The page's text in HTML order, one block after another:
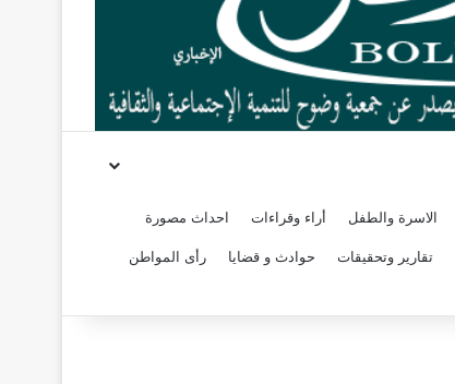
الاسرة والطفل أراء وقراءات احداث مصورة
تقارير وتحقيقات حوادث و قضايا رأى المواطن